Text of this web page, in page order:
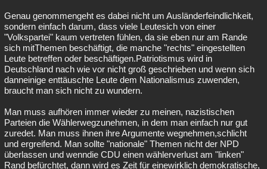
Genau genommengeht es dabei nicht um Ausländerfeindlichkeit,
sondern einfach darum, dass viele Leutesich von einer
"Volkspartei" kaum vertreten fühlen, da sie eben nur am Rande
sich mitThemen beschäftigt, die manche "rechts" eingestellten
Leute betreffen oder beschäftigen.Patriotismus wird in
Deutschland nach wie vor nicht groß geschrieben und wenn sich
danneinige enttäuschte Leute dem Nationalismus zuwenden,
braucht man sich nicht zu wundern.
Man muss aufhören immer wieder zu meinen, nazistischen
Parteien die Wählerwegzunehmen, in dem man einfach nur gut
zuredet. Man muss ihnen ihre Argumente wegnehmen,schlicht
und ergreifend. Man sollte "nationale" Themen nicht der NPD
überlassen und wenndie CDU einen wählerverlust am "linken"
Rand befürchtet, dann wird es Zeit für einewirklich demokratische,